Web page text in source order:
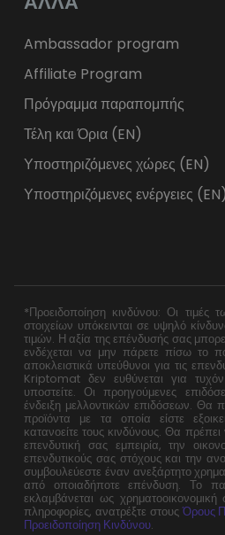
Ambassador program
Affiliate Program
Πρόγραμμα παραπομπής
Τέλη και Όρια (EN)
Υποστηριζόμενες χώρες (EN)
Υποστηριζόμενες ενέργειες (EN)
*Προειδοποίηση κινδύνου: Οι τιμές
στοιχείων υπόκεινται σε υψηλό
τιμών. Η αξία της επένδυσής σας
ενδέχεται να μην πάρετε πίσω το
αποκλειστικά υπεύθυνοι για τις
Kriptomat δεν ευθύνεται για
υποστείτε. Οι προηγούμενες
ένδειξη μελλοντικών επιδόσεων. Θα
προϊόντα με τα οποία είστε
κατανοείτε τους κινδύνους. Θα
επενδυτική σας εμπειρία, την
επενδυτικούς σας στόχους και την
συμβουλεύεστε έναν ανεξάρτητο
από οποιαδήποτε επένδυση. Το
εκλαμβάνεται ως
πληροφορίες, ανατρέξτε στουςΌρους
Προειδοποίηση Κινδύνου.